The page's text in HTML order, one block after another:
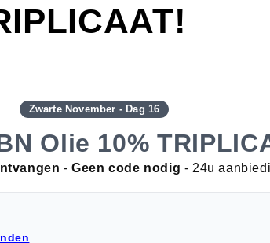
Zwarte November - Dag 16
Olie 10%
-Geen code nodig - 24u